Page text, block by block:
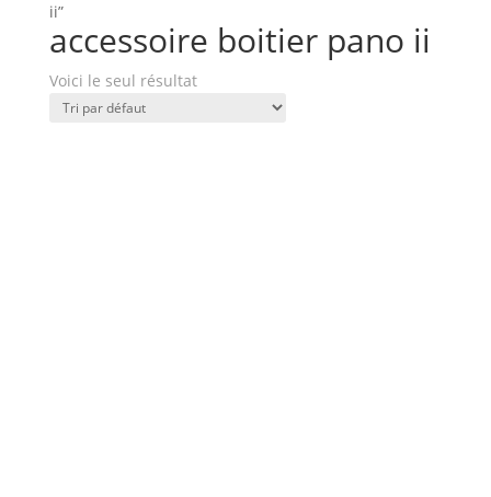
ii”
accessoire boitier pano ii
Voici le seul résultat